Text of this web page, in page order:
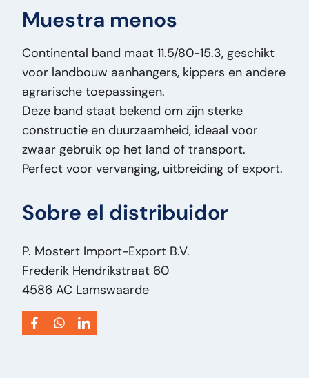
Modelo original:11.5/80-15.3
Condición general:Bueno
Condición óptica:Bueno
Condición técnica:Bueno
Título:Continental 11.5/80-15.3 Continental
Band 11.5/80-15.3 – Landbouw / Aanhanger
Band PM2610
Adición:Continental Band 11.5/80-15.3 –
Tipo:11.5/80-15.3
Tipo de vehículo:Onderdeel
Muestra menos
Continental band maat 11.5/80-15.3, geschikt
voor landbouw aanhangers, kippers en andere
agrarische toepassingen.
Deze band staat bekend om zijn sterke
constructie en duurzaamheid, ideaal voor
zwaar gebruik op het land of transport.
Perfect voor vervanging, uitbreiding of export.
Sobre el distribuidor
P. Mostert Import-Export B.V.
Frederik Hendrikstraat 60
4586 AC Lamswaarde